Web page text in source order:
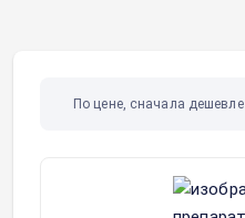
По цене, сначала дешевле